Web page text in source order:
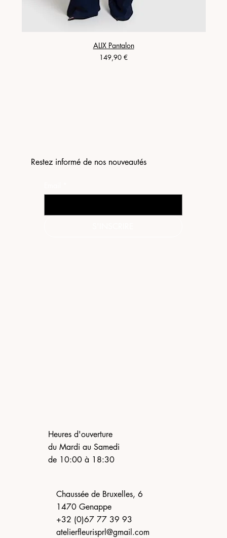
ALIX Pantalon
Prix
149,90 €
Restez informé de nos nouveautés
Heures d'ouverture
du Mardi au Samedi
de 10:00 à 18:30
Chaussée de Bruxelles, 6
1470 Genappe
+32 (0)67 77 39 93
atelierfleurisprl@gmail.com